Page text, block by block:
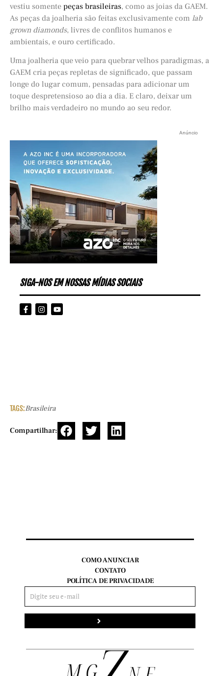
vestiu somente peças brasileiras, como as joias da GAEM.
As peças da joalheria são feitas exclusivamente com lab
grown diamonds, livres de conflitos humanos e
ambientais, e ouro certificado.
Uma joalheria que veio para quebrar velhos paradigmas, a
GAEM cria peças repletas de significado, que passam
longe do lugar comum, pensadas para adicionar um
toque despretensioso ao dia a dia. E claro, deixar um
brilho mais verdadeiro no mundo ao seu redor.
Anúncio
SIGA-NOS EM NOSSAS MÍDIAS SOCIAIS
TAGS:Brasileira
Compartilhar:
COMO ANUNCIAR
CONTATO
POLÍTICA DE PRIVACIDADE